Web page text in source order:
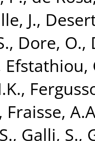
J.,
, Dore, O.,
Efstathiou,
,
, Fraisse,
, Galli, S.,